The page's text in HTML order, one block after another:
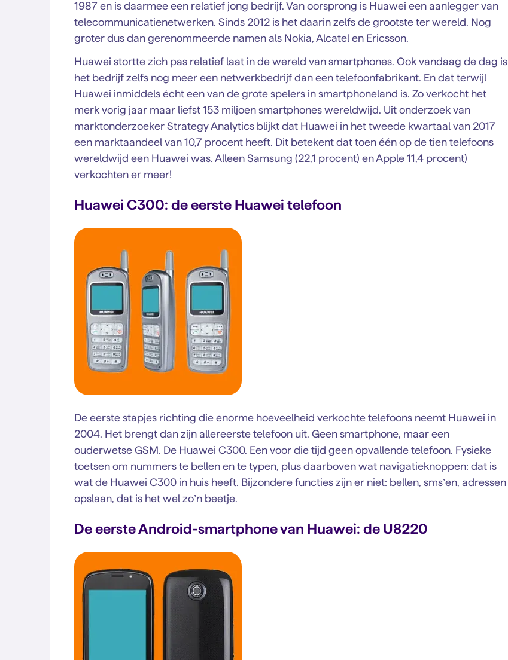
1987 en is daarmee een relatief jong bedrijf. Van oorsprong is Huawei een aanlegger van
telecommunicatienetwerken. Sinds 2012 is het daarin zelfs de grootste ter wereld. Nog
groter dus dan gerenommeerde namen als Nokia, Alcatel en Ericsson.
Huawei stortte zich pas relatief laat in de wereld van smartphones. Ook vandaag de dag is
het bedrijf zelfs nog meer een netwerkbedrijf dan een telefoonfabrikant. En dat terwijl
Huawei inmiddels écht een van de grote spelers in smartphoneland is. Zo verkocht het
merk vorig jaar maar liefst 153 miljoen smartphones wereldwijd. Uit onderzoek van
marktonderzoeker Strategy Analytics blijkt dat Huawei in het tweede kwartaal van 2017
een marktaandeel van 10,7 procent heeft. Dit betekent dat toen één op de tien telefoons
wereldwijd een Huawei was. Alleen Samsung (22,1 procent) en Apple 11,4 procent)
verkochten er meer!
Huawei C300: de eerste Huawei telefoon
De eerste stapjes richting die enorme hoeveelheid verkochte telefoons neemt Huawei in
2004. Het brengt dan zijn allereerste telefoon uit. Geen smartphone, maar een
ouderwetse GSM. De Huawei C300. Een voor die tijd geen opvallende telefoon. Fysieke
toetsen om nummers te bellen en te typen, plus daarboven wat navigatieknoppen: dat is
wat de Huawei C300 in huis heeft. Bijzondere functies zijn er niet: bellen, sms’en, adressen
opslaan, dat is het wel zo’n beetje.
De eerste Android-smartphone van Huawei: de U8220